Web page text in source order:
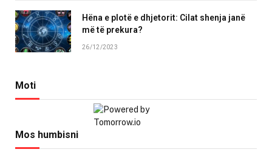
Hëna e plotë e dhjetorit: Cilat shenja janë
më të prekura?
26/12/2023
Moti
Mos humbisni